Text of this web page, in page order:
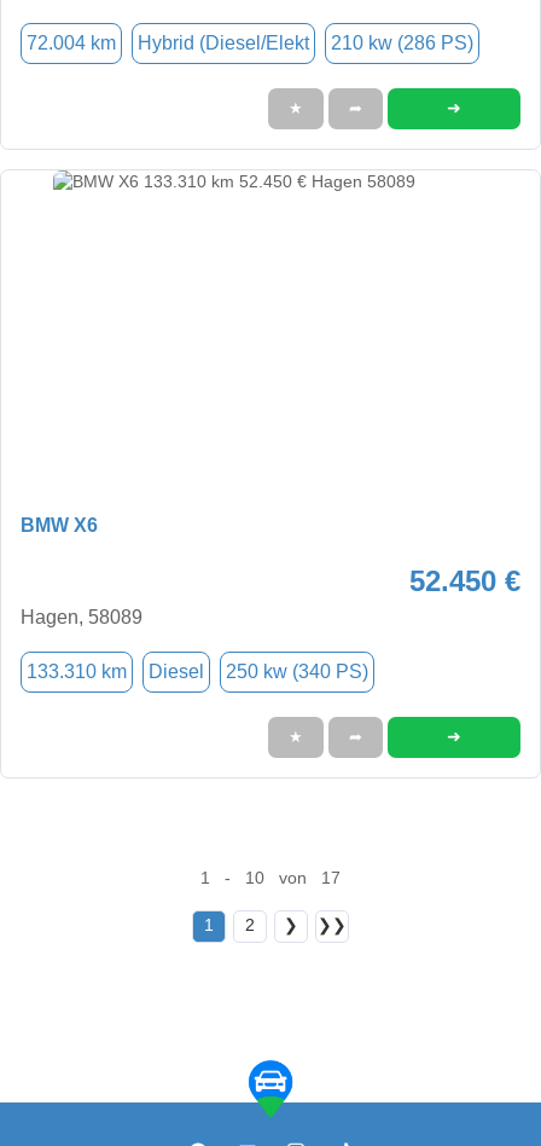
72.004 km Hybrid (Diesel/Elekt 210 kw (286 PS)
★ ➦ ➜
BMW X6
52.450 €
Hagen, 58089
133.310 km Diesel 250 kw (340 PS)
★ ➦ ➜
1 - 10 von 17
1 2 ❯ ❯❯